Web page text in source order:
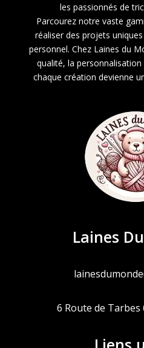
les passionnés de
Parcourez notre vaste
réaliser des projets
personnel. Chez Laines du
qualité, la personnalisation
chaque création devienne
Laines
6 Route de Tarbes